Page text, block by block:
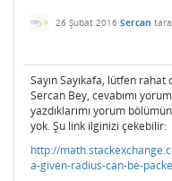
26 Şubat 2016 Sercan
Sayın Sayıkafa, lütfen rahat
Sercan Bey, cevabımı
yazdıklarımı yorum
yok. Şu link ilginizi çekebilir:
http://
a-given-radius-can-be-